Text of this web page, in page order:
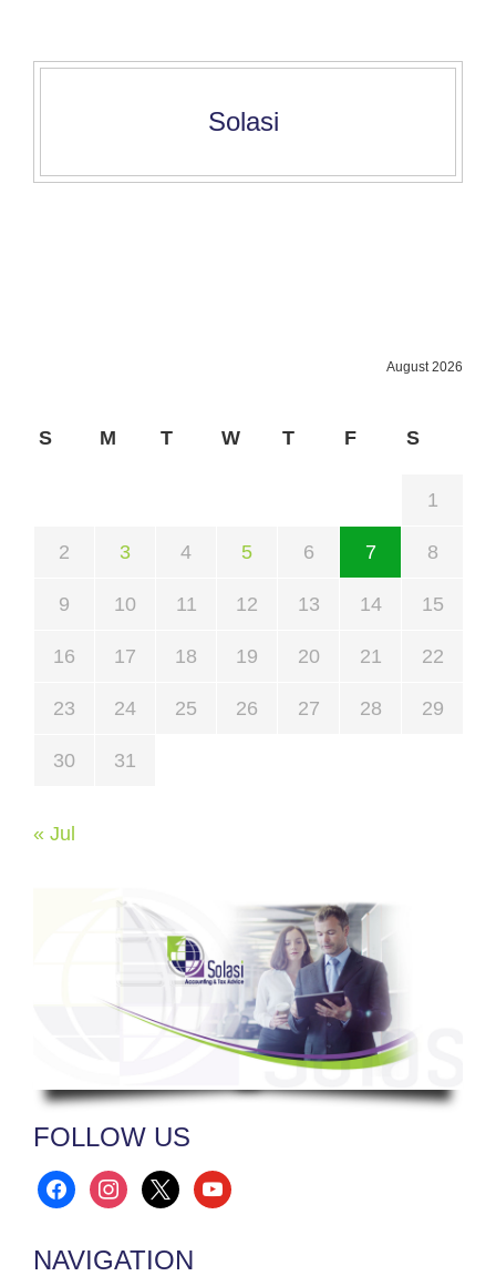
Solasi
August 2026
S M T W T F S
1
2 3 4 5 6 7 8
9 10 11 12 13 14 15
16 17 18 19 20 21 22
23 24 25 26 27 28 29
30 31
« Jul
FOLLOW US
facebookinstagram
x youtube
NAVIGATION